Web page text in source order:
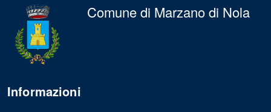
Comune di Marzano di Nola
Informazioni